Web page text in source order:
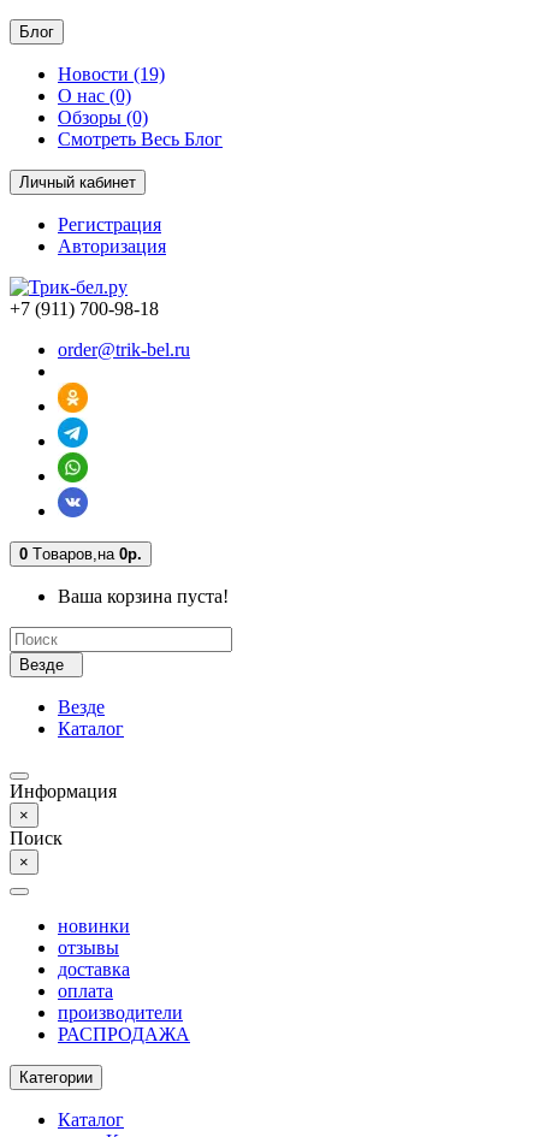
Блог
Новости (19)
О нас (0)
Обзоры (0)
Смотреть Весь Блог
Личный кабинет
Регистрация
Авторизация
+7 (911) 700-98-18
order@trik-bel.ru
0 Tоваров,на 0р.
Ваша корзина пуста!
Везде
Везде
Каталог
Информация
×
Поиск
×
новинки
отзывы
доставка
оплата
производители
РАСПРОДАЖА
Категории
Каталог